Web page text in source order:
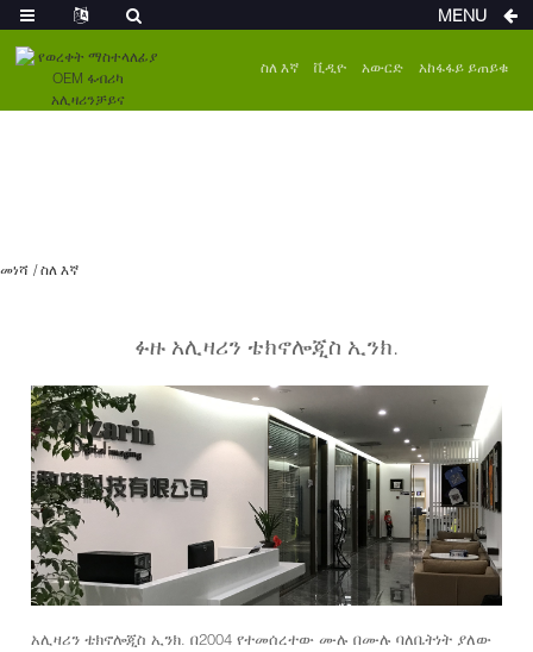
ስለ እኛ ቪዲዮ አውርድ አከፋፋይ ይጠይቁ
መነሻ ስለ እኛ
ፉዙ አሊዛሪን ቴክኖሎጂስ ኢንክ.
አሊዛሪን ቴክኖሎጂስ ኢንክ. በ2004 የተመሰረተው ሙሉ በሙሉ ባለቤትነት ያለው
MENU